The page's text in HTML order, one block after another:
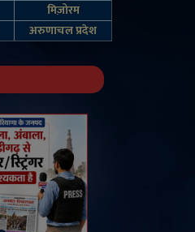
मिज़ोरम
अरुणाचल प्रदेश